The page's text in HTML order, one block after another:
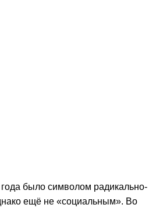
было символом радикально-
ещё не «социальным». Во